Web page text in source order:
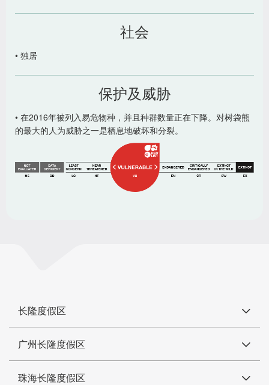
社会
• 独居
保护及威胁
• 在2016年被列入易危物种，并且种群数量正在下降。对树袋熊
的最大的人为威胁之一是栖息地破坏和分裂。
长隆度假区
广州长隆度假区
珠海长隆度假区